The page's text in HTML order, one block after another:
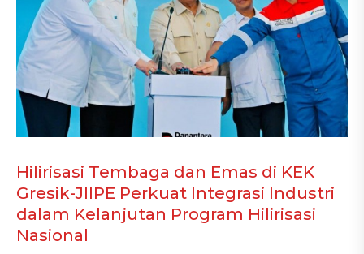
Hilirisasi Tembaga dan Emas di KEK
Gresik-JIIPE Perkuat Integrasi Industri
dalam Kelanjutan Program Hilirisasi
Nasional